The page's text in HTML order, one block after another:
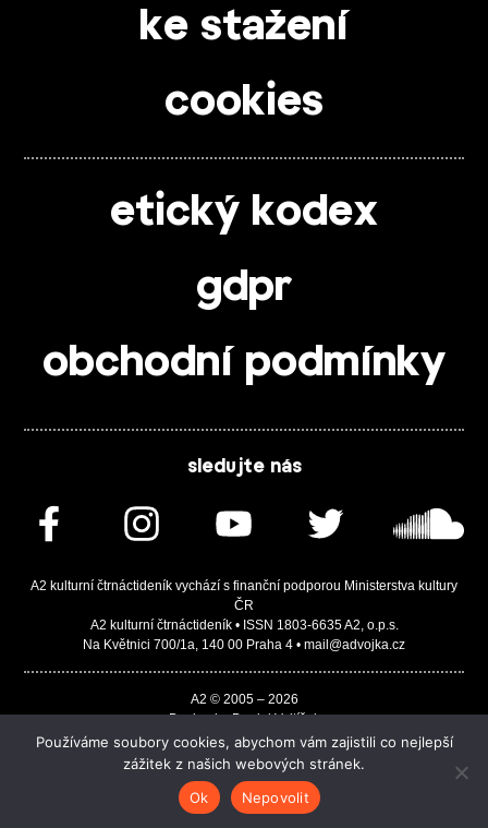
ke stažení
cookies
etický kodex
gdpr
obchodní podmínky
sledujte nás
A2 kulturní čtrnáctideník vychází s finanční podporou Ministerstva kultury
ČR
A2 kulturní čtrnáctideník • ISSN 1803-6635 A2, o.p.s.
Na Květnici 700/1a, 140 00 Praha 4 • mail@advojka.cz
A2 © 2005 – 2026
Design by Daniel Vojtíšek
Built by JASA-IT & ChSoft
Používáme soubory cookies, abychom vám zajistili co nejlepší
zážitek z našich webových stránek.
Ok
Nepovolit